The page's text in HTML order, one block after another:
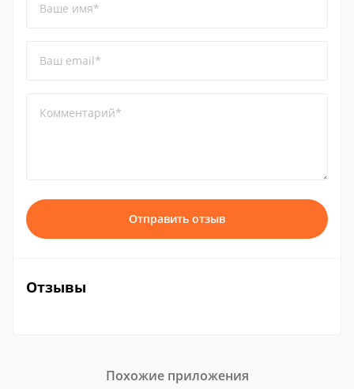
Ваше имя*
Ваш email*
Комментарий*
Отправить отзыв
Отзывы
Похожие приложения